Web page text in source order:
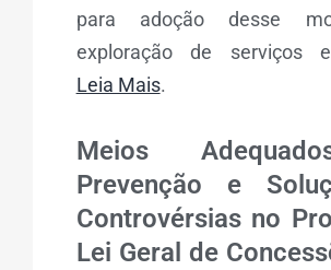
para adoção desse
exploração de serviços
Leia Mais.
Meios
Prevenção e
Controvérsias no
Lei Geral de